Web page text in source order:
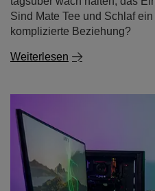
Sind Mate Tee und Schlaf
komplizierte Beziehung?
Weiterlesen